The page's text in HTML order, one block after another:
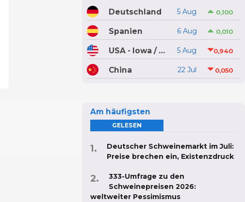
Deutschland 5 Aug 0,100
Spanien 6 Aug 0,010
USA - Iowa / Minnesota 5 Aug 0,940
China 22 Jul 0,050
Am häufigsten
GELESEN
Deutscher Schweinemarkt im Juli:
Preise brechen ein, Existenzdruck
333-Umfrage zu den
Schweinepreisen 2026:
weltweiter Pessimismus